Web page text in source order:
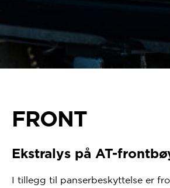
FRONT
Ekstralys på AT-
I tillegg til panserbeskyttelse er